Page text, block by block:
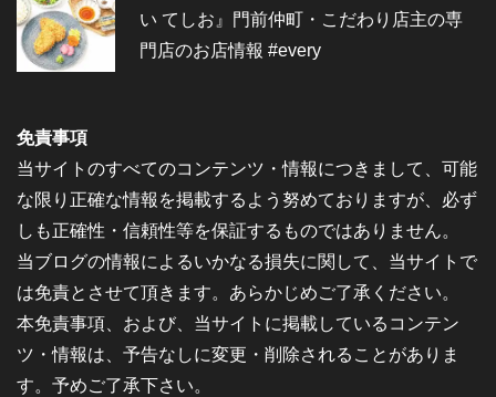
い てしお』門前仲町・こだわり店主の専
門店のお店情報 #every
免責事項
当サイトのすべてのコンテンツ・情報につきまして、可能
な限り正確な情報を掲載するよう努めておりますが、必ず
しも正確性・信頼性等を保証するものではありません。
当ブログの情報によるいかなる損失に関して、当サイトで
は免責とさせて頂きます。あらかじめご了承ください。
本免責事項、および、当サイトに掲載しているコンテン
ツ・情報は、予告なしに変更・削除されることがありま
す。予めご了承下さい。